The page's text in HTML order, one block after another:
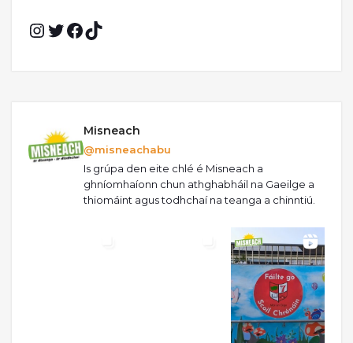
Instagram
TwitterFacebook
Misneach
@misneachabu
Is grúpa den eite chlé é Misneach a
ghníomhaíonn chun athghabháil na Gaeilge a
thiomáint agus todhchaí na teanga a chinntiú.